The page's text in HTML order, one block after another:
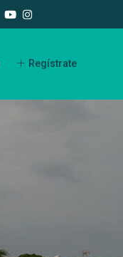
Regístrate